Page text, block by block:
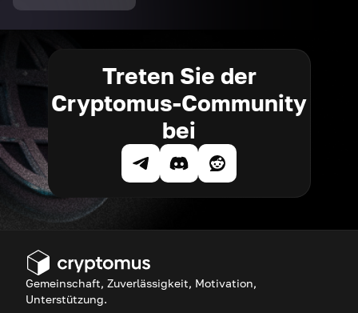
Treten Sie der
Cryptomus-Community
bei
Gemeinschaft, Zuverlässigkeit, Motivation,
Unterstützung.